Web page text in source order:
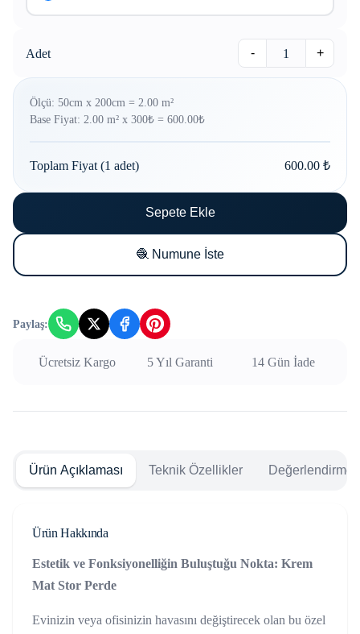
Adet - 1 +
Ölçü: 50cm x 200cm = 2.00 m²
Base Fiyat: 2.00 m² x 300₺ = 600.00₺
Toplam Fiyat (1 adet) 600.00 ₺
Sepete Ekle
🧶 Numune İste
Paylaş:
Ücretsiz Kargo 5 Yıl Garanti 14 Gün İade
Ürün Açıklaması Teknik Özellikler
Ürün Hakkında
Estetik ve Fonksiyonelliğin Buluştuğu Nokta: Krem
Mat Stor Perde
Evinizin veya ofisinizin havasını değiştirecek olan bu özel